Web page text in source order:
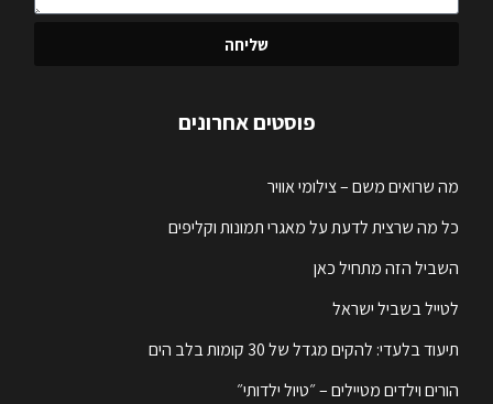
שליחה
פוסטים אחרונים
מה שרואים משם – צילומי אוויר
כל מה שרצית לדעת על מאגרי תמונות וקליפים
השביל הזה מתחיל כאן
לטייל בשביל ישראל
תיעוד בלעדי: להקים מגדל של 30 קומות בלב הים
הורים וילדים מטיילים – ״טיול ילדותי״